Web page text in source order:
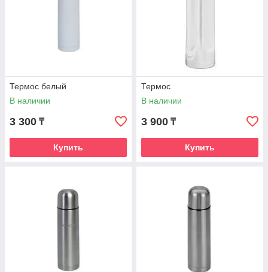
Термос белый
В наличии
3 300 ₸
Купить
Термос
В наличии
3 900 ₸
Купить